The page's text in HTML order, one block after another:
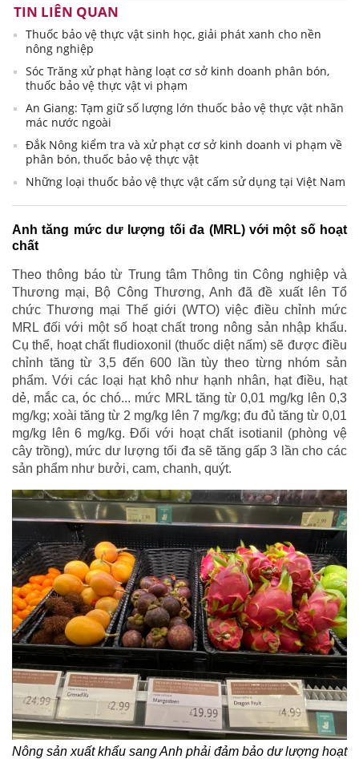
TIN LIÊN QUAN
Thuốc bảo vệ thực vật sinh học, giải phát xanh cho nền
nông nghiệp
Sóc Trăng xử phạt hàng loạt cơ sở kinh doanh phân bón,
thuốc bảo vệ thực vật vi phạm
An Giang: Tạm giữ số lượng lớn thuốc bảo vệ thực vật nhãn
mác nước ngoài
Đắk Nông kiểm tra và xử phạt cơ sở kinh doanh vi phạm về
phân bón, thuốc bảo vệ thực vật
Những loại thuốc bảo vệ thực vật cấm sử dụng tại Việt Nam
Anh tăng mức dư lượng tối đa (MRL) với một số hoạt
chất
Theo thông báo từ Trung tâm Thông tin Công nghiệp và
Thương mại, Bộ Công Thương, Anh đã đề xuất lên Tổ
chức Thương mại Thế giới (WTO) việc điều chỉnh mức
MRL đối với một số hoạt chất trong nông sản nhập khẩu.
Cụ thể, hoạt chất fludioxonil (thuốc diệt nấm) sẽ được điều
chỉnh tăng từ 3,5 đến 600 lần tùy theo từng nhóm sản
phẩm. Với các loại hạt khô như hạnh nhân, hạt điều, hạt
dẻ, mắc ca, óc chó... mức MRL tăng từ 0,01 mg/kg lên 0,3
mg/kg; xoài tăng từ 2 mg/kg lên 7 mg/kg; đu đủ tăng từ 0,01
mg/kg lên 6 mg/kg. Đối với hoạt chất isotianil (phòng vệ
cây trồng), mức dư lượng tối đa sẽ tăng gấp 3 lần cho các
sản phẩm như bưởi, cam, chanh, quýt.
Nông sản xuất khẩu sang Anh phải đảm bảo dư lượng hoạt